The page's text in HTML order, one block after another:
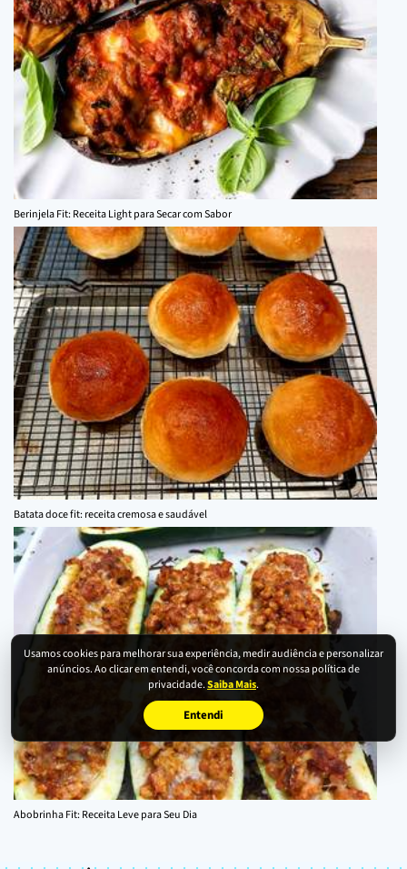
Usamos cookies para melhorar sua experiência, medir audiência e personalizar
anúncios. Ao clicar em entendi, você concorda com nossa política de
privacidade.Saiba Mais.
Entendi
Berinjela Fit: Receita Light para Secar com Sabor
Batata doce fit: receita cremosa e saudável
Abobrinha Fit: Receita Leve para Seu Dia